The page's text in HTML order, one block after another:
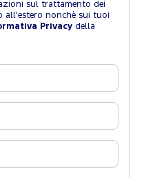
sul trattamento dei
all'estero nonchè sui tuoi
Privacy della